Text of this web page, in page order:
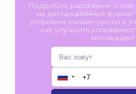
Подробно расскажем о том,
на дистанционный формат
устроены онлайн-уроки и
как улучшить
мотивацию!
▼